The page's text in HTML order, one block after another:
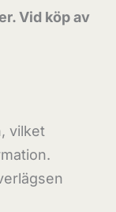
Vid köp av
vilket